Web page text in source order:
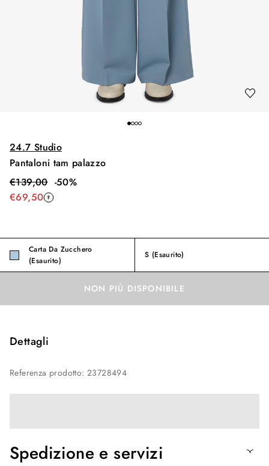
24.7 Studio
Pantaloni tam palazzo
€139,00-50%
€69,50
Carta Da Zucchero
(Esaurito)
S (Esaurito)
NON PIÙ DISPONIBILE
Dettagli
Referenza prodotto:23728494
Spedizione e servizi